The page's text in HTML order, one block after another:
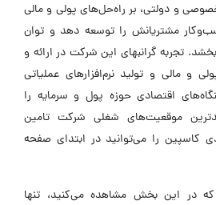
و دولتی، بر راه‌حل‌های پولی و مالی
مشتریانش را توسعه دهد و توان
تجربه گرانبهای این شرکت در ارائه و
و مالی و تولید نرم‌افزارهای عملیاتی
اقتصادی حوزه پول و سرمایه را
موقعیت‌های شغلی شرکت تامین
کاسپین را می‌توانید در ابتدای صفحه
در این بخش مشاهده می‌کنید، تنها